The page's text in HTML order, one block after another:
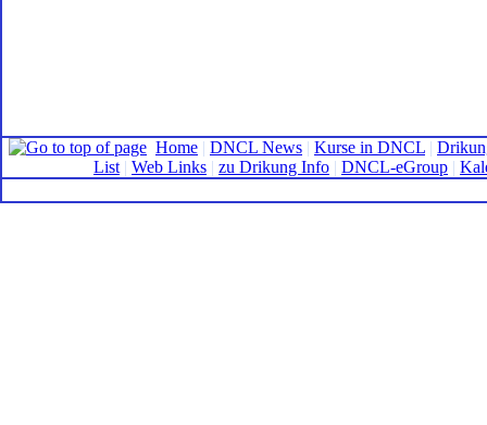
Home | DNCL News | Kurse in DNCL |
List | Web Links | zu Drikung Info | DNCL-eGroup |